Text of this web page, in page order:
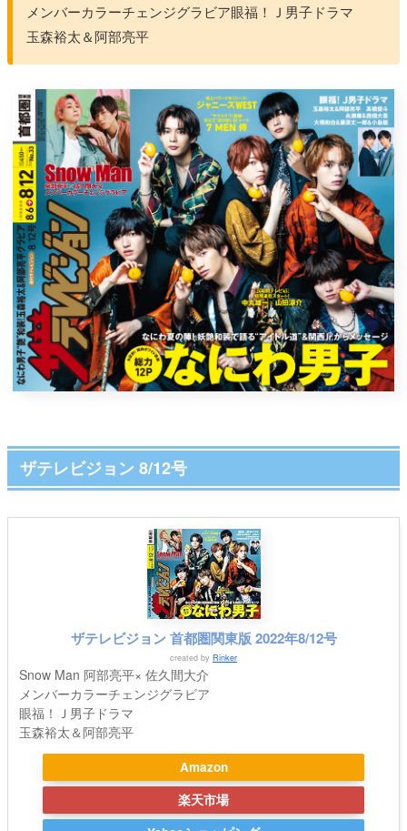
メンバーカラーチェンジグラビア眼福！Ｊ男子ドラマ
玉森裕太＆阿部亮平
ザテレビジョン 8/12号
ザテレビジョン 首都圏関東版 2022年8/12号
created by Rinker
Snow Man 阿部亮平× 佐久間大介
メンバーカラーチェンジグラビア
眼福！Ｊ男子ドラマ
玉森裕太＆阿部亮平
Amazon
楽天市場